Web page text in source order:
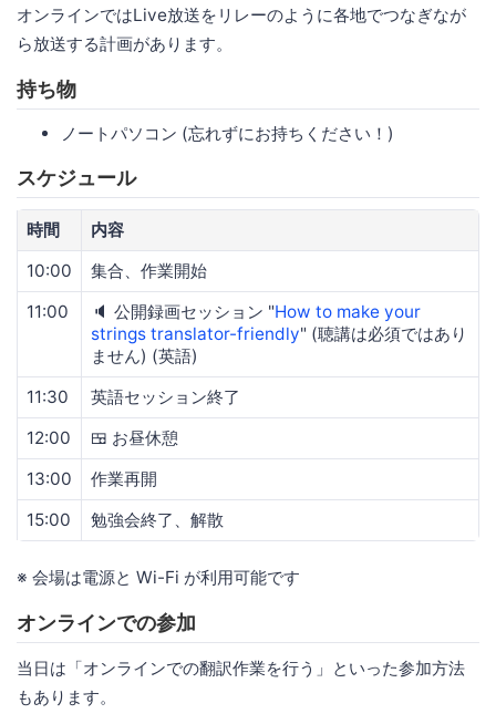
オンラインではLive放送をリレーのように各地でつなぎなが
ら放送する計画があります。
持ち物
ノートパソコン (忘れずにお持ちください！)
スケジュール
時間
内容
10:00
集合、作業開始
11:00
🔈 公開録画セッション "How to make your
strings translator-friendly" (聴講は必須ではあり
ません) (英語)
11:30
英語セッション終了
12:00
🍱 お昼休憩
13:00
作業再開
15:00
勉強会終了、解散
※ 会場は電源と Wi-Fi が利用可能です
オンラインでの参加
当日は「オンラインでの翻訳作業を行う」といった参加方法
もあります。